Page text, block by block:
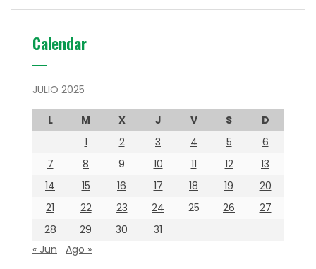
Calendar
JULIO 2025
L M X J V S
D
1
2 3 4 5
6
7
8 9 10 11 12
13
14
15 16 17 18 19
20
21
22 23 24 25 26
27
28
29 30
31
« Jun
Ago »